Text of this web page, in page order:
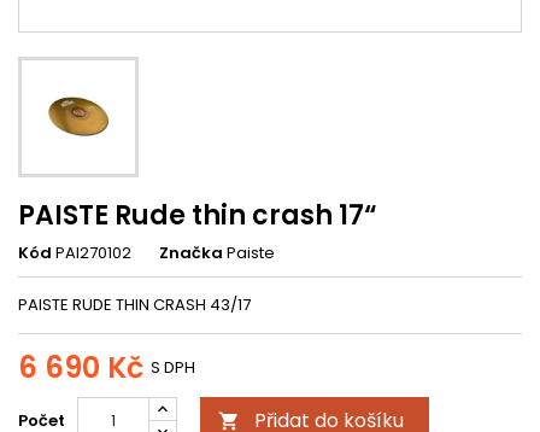
PAISTE Rude thin crash 17“
Kód PAI270102 Značka Paiste
PAISTE RUDE THIN CRASH 43/17
6 690 Kč S DPH
Počet  Přidat do košíku